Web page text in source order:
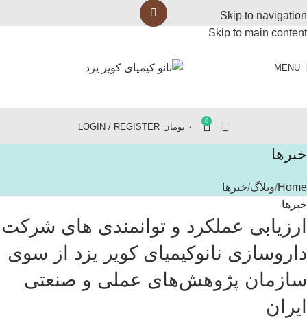
Skip to navigation
Skip to main content
MENU
0
۰ تومان LOGIN / REGISTER
خبرها
Home وبلاگ خبرها
خبرها
ارزیابی عملکرد و توانمندی های شرکت
داروسازی نانوکیمیای کویر یزد از سوی
سازمان پژوهش‌های عملی و صنعتی
ایران